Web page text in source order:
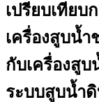
เปรียบเทียบ
เครื่องสูบน้ำ
กับเครื่องสู
ระบบสูบน้ำ